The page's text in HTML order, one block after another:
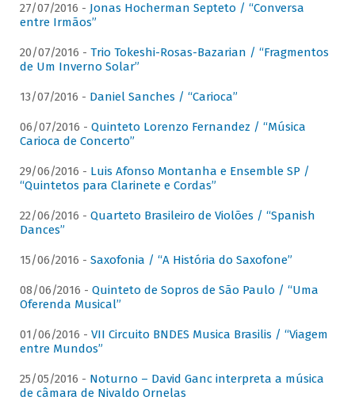
27/07/2016 - Jonas Hocherman Septeto / “Conversa
entre Irmãos”
20/07/2016 - Trio Tokeshi-Rosas-Bazarian / “Fragmentos
de Um Inverno Solar”
13/07/2016 - Daniel Sanches / “Carioca”
06/07/2016 - Quinteto Lorenzo Fernandez / “Música
Carioca de Concerto”
29/06/2016 - Luis Afonso Montanha e Ensemble SP /
“Quintetos para Clarinete e Cordas”
22/06/2016 - Quarteto Brasileiro de Violões / “Spanish
Dances”
15/06/2016 - Saxofonia / “A História do Saxofone”
08/06/2016 - Quinteto de Sopros de São Paulo / “Uma
Oferenda Musical”
01/06/2016 - VII Circuito BNDES Musica Brasilis / “Viagem
entre Mundos”
25/05/2016 - Noturno – David Ganc interpreta a música
de câmara de Nivaldo Ornelas